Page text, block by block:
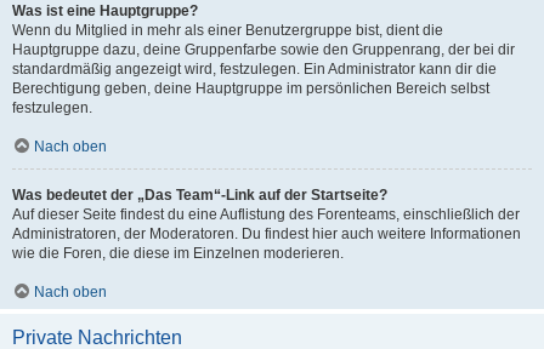
Was ist eine Hauptgruppe?
Wenn du Mitglied in mehr als einer Benutzergruppe bist, dient die
Hauptgruppe dazu, deine Gruppenfarbe sowie den Gruppenrang, der bei dir
standardmäßig angezeigt wird, festzulegen. Ein Administrator kann dir die
Berechtigung geben, deine Hauptgruppe im persönlichen Bereich selbst
festzulegen.
Nach oben
Was bedeutet der „Das Team“-Link auf der Startseite?
Auf dieser Seite findest du eine Auflistung des Forenteams, einschließlich der
Administratoren, der Moderatoren. Du findest hier auch weitere Informationen
wie die Foren, die diese im Einzelnen moderieren.
Nach oben
Private Nachrichten